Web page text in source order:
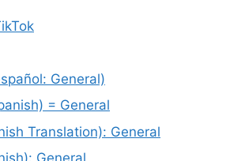
General)
= General
Translation): General